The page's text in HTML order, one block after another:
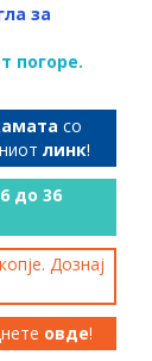
за
погоре.
со
линк!
до 36
Дознај
овде!